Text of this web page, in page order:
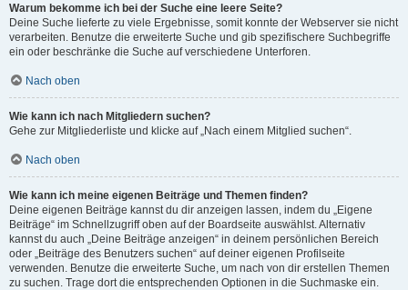
Warum bekomme ich bei der Suche eine leere Seite?
Deine Suche lieferte zu viele Ergebnisse, somit konnte der Webserver sie nicht
verarbeiten. Benutze die erweiterte Suche und gib spezifischere Suchbegriffe
ein oder beschränke die Suche auf verschiedene Unterforen.
Nach oben
Wie kann ich nach Mitgliedern suchen?
Gehe zur Mitgliederliste und klicke auf „Nach einem Mitglied suchen“.
Nach oben
Wie kann ich meine eigenen Beiträge und Themen finden?
Deine eigenen Beiträge kannst du dir anzeigen lassen, indem du „Eigene
Beiträge“ im Schnellzugriff oben auf der Boardseite auswählst. Alternativ
kannst du auch „Deine Beiträge anzeigen“ in deinem persönlichen Bereich
oder „Beiträge des Benutzers suchen“ auf deiner eigenen Profilseite
verwenden. Benutze die erweiterte Suche, um nach von dir erstellen Themen
zu suchen. Trage dort die entsprechenden Optionen in die Suchmaske ein.